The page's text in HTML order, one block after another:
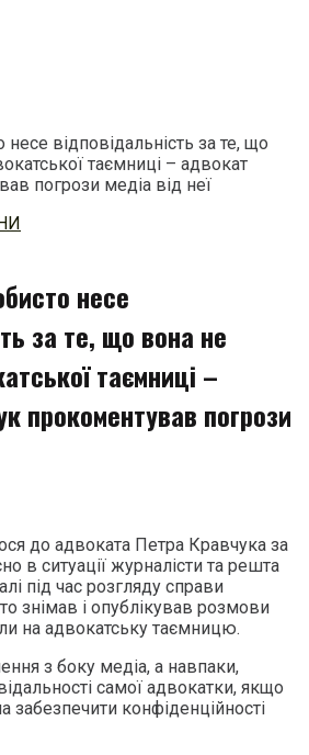
відповідальність за те, що
таємниці – адвокат
погрози медіа від неї
несе
за те, що вона не
таємниці –
прокоментував погрози
до адвоката Петра Кравчука за
в ситуації журналісти та решта
під час розгляду справи
знімав і опублікував розмови
на адвокатську таємницю.
з боку медіа, а навпаки,
самої адвокатки, якщо
забезпечити конфіденційності